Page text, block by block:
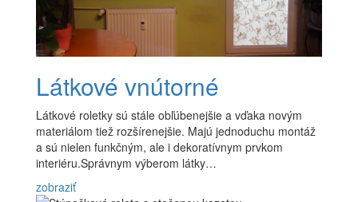
Látkové vnútorné
Látkové roletky sú stále obľúbenejšie a vďaka novým
materiálom tiež rozšírenejšie. Majú jednoduchu montáž
a sú nielen funkčným, ale i dekoratívnym prvkom
interiéru.Správnym výberom látky…
zobraziť